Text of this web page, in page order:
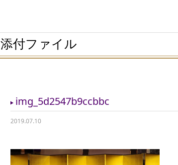
添付ファイル
img_5d2547b9ccbbc
2019.07.10